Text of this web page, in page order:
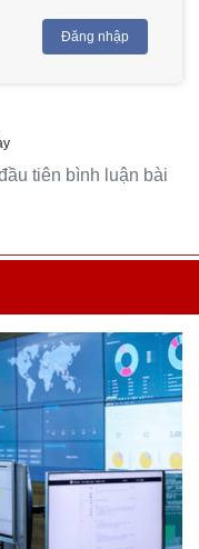
Đăng nhập
tiên bình luận bài